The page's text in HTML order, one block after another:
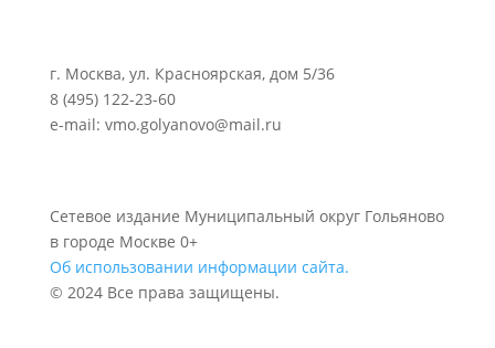
г. Москва, ул. Красноярская, дом 5/36
8 (495) 122-23-60
e-mail: vmo.golyanovo@mail.ru
Сетевое издание Муниципальный округ Гольяново
в городе Москве 0+
Об использовании информации сайта.
© 2024 Все права защищены.